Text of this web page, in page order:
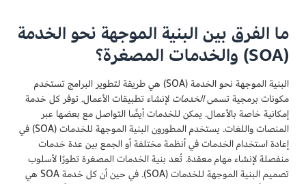
ما الفرق بين البنية الموجهة نحو الخدمة
(SOA) والخدمات المصغرة؟
البنية الموجهة نحو الخدمة (SOA) هي طريقة لتطوير البرامج تستخدم
مكونات برمجية تسمىالخدمات لإنشاء تطبيقات الأعمال. توفر كل خدمة
إمكانية خاصة بالأعمال. يمكن للخدمات أيضًا التواصل مع بعضها عبر
المنصات واللغات. يستخدم المطورون البنية الموجهة للخدمات (SOA) في
إعادة استخدام الخدمات في أنظمة مختلفة أو الجمع بين عدة خدمات
منفصلة لإنشاء مهام معقدة. تُعد بنية الخدمات المصغرة تطورًا لأسلوب
تصميم البنية الموجهة للخدمات (SOA). في حين أن كل خدمة SOA هي